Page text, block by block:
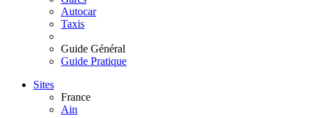
Autocar
Taxis
Guide Général
Guide Pratique
Sites
France
Ain